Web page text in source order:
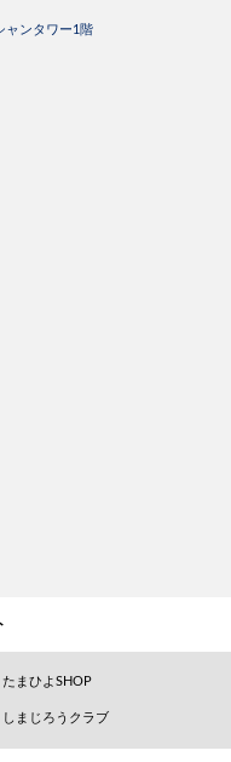
ャンタワー1階
たまひよSHOP
しまじろうクラブ